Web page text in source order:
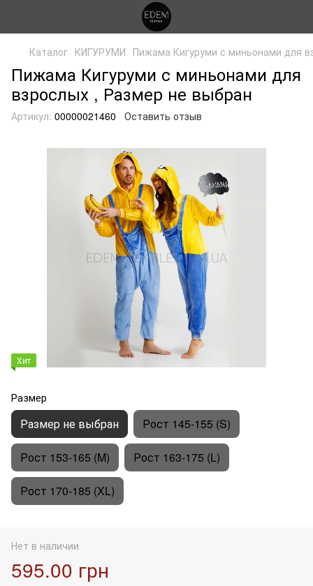
Каталог КИГУРУМИ Пижама Кигуруми с миньонами для
Пижама Кигуруми с миньонами для
взрослых , Размер не выбран
Артикул: 00000021460 Оставить отзыв
Хит
Размер
Размер не выбран Рост 145-155 (S)
Рост 153-165 (M) Рост 163-175 (L)
Рост 170-185 (XL)
Нет в наличии
595.00 грн